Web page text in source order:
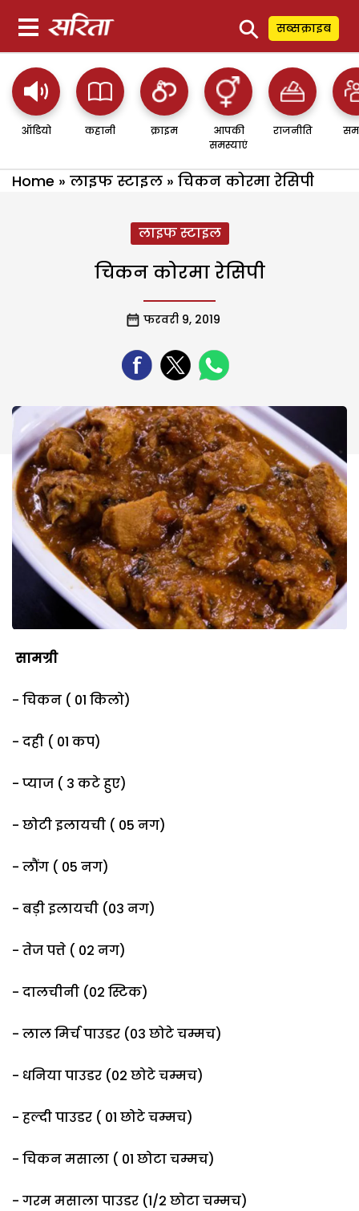
⚲ सब्सक्राइब
ऑडियो कहानी क्राइम
आपकी
समस्याएं
राजनीति
Home » लाइफ स्टाइल » चिकन कोरमा रेसिपी
लाइफ स्टाइल
चिकन कोरमा रेसिपी
फरवरी 9, 2019
सामग्री
- चिकन ( 01 किलो)
- दही ( 01 कप)
- प्याज ( 3 कटे हुए)
- छोटी इलायची ( 05 नग)
- लौंग ( 05 नग)
- बड़ी इलायची (03 नग)
- तेज पत्ते ( 02 नग)
- दालचीनी (02 स्टिक)
- लाल मिर्च पाउडर (03 छोटे चम्मच)
- धनिया पाउडर (02 छोटे चम्मच)
- हल्दी पाउडर ( 01 छोटे चम्मच)
- चिकन मसाला ( 01 छोटा चम्मच)
- गरम मसाला पाउडर (1/2 छोटा चम्मच)